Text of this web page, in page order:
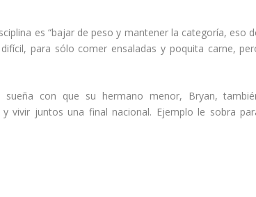
es “bajar de peso y mantener la categoría, eso
para sólo comer ensaladas y poquita carne,
con que su hermano menor, Bryan,
vivir juntos una final nacional. Ejemplo le sobra